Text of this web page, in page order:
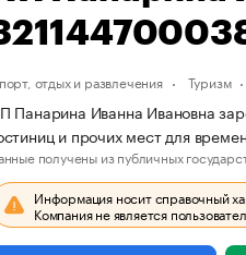
отдых и развлечения Туризм
Панарина Иванна Ивановна
и прочих мест для
получены из публичных
Информация носит справочный
Компания не является